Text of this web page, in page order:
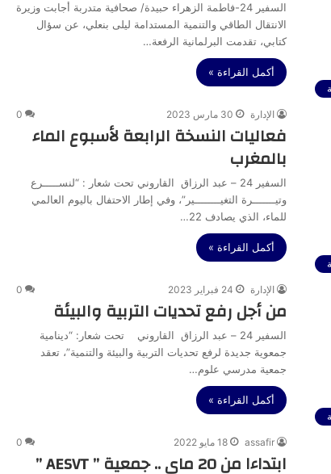
السفير 24-فاطمة الزهراء حبيدة/ صحافية متدربة أجابت وزيرة
الانتقال الطاقي والتنمية المستدامة ليلى بنعلي، عن سؤال
كتابي، تقدمت البرلمانية الرفعة…
أكمل القراءة »
الإدارة 30 مارس 2023 0
فعاليات النسخة الرابعة لأسبوع الماء
بالمغرب
السفير 24 – عبد الرزاق القاروني تحت شعار : “لنســـــرع
وتيـــــــرة التغيــــــــير”، وفي إطار الاحتفال باليوم العالمي
للماء، الذي يصادف 22…
أكمل القراءة »
الإدارة 24 فبراير 2023 0
من أجل رفع تحديات التربية والبيئة
السفير 24 – عبد الرزاق القاروني تحت شعار: “دينامية
جمعوية جديدة لرفع تحديات التربية والبيئة والتنمية”، تعقد
جمعية مدرسي علوم…
أكمل القراءة »
assafir 18 مايو 2022 0
ابتداءا من 20 ماي .. جمعية ” AESVT ”